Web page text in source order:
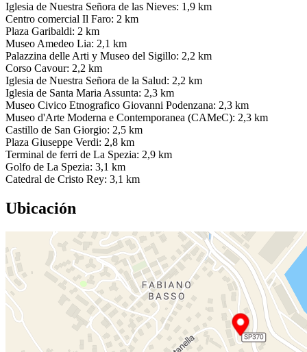
Iglesia de Nuestra Señora de las Nieves: 1,9 km
Centro comercial Il Faro: 2 km
Plaza Garibaldi: 2 km
Museo Amedeo Lia: 2,1 km
Palazzina delle Arti y Museo del Sigillo: 2,2 km
Corso Cavour: 2,2 km
Iglesia de Nuestra Señora de la Salud: 2,2 km
Iglesia de Santa Maria Assunta: 2,3 km
Museo Civico Etnografico Giovanni Podenzana: 2,3 km
Museo d'Arte Moderna e Contemporanea (CAMeC): 2,3 km
Castillo de San Giorgio: 2,5 km
Plaza Giuseppe Verdi: 2,8 km
Terminal de ferri de La Spezia: 2,9 km
Golfo de La Spezia: 3,1 km
Catedral de Cristo Rey: 3,1 km
Ubicación